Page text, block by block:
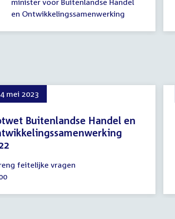
minister voor Buitenlandse Handel
en Ontwikkelingssamenwerking
mei 2023
Buitenlandse Handel en
feitelijke vragen